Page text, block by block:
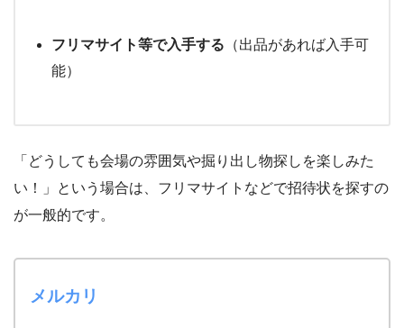
フリマサイト等で入手する （出品があれば入手可
能）
「どうしても会場の雰囲気や掘り出し物探しを楽しみた
い！」という場合は、フリマサイトなどで招待状を探すの
が一般的です。
メルカリ